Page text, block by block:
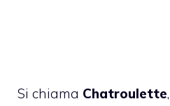
Si chiama Chatroulette,